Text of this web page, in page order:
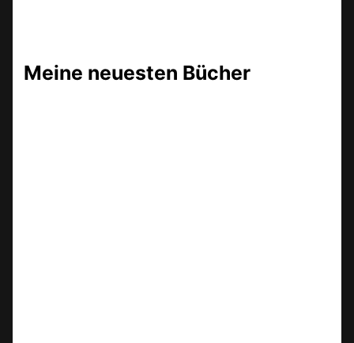
Meine neuesten Bücher